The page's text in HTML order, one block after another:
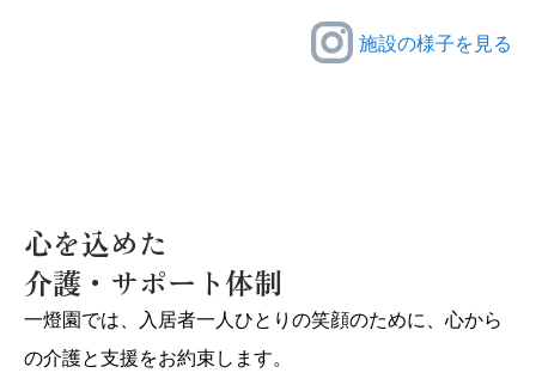
施設の様子を見る
心を込めた
介護・サポート体制
一燈園では、入居者一人ひとりの笑顔のために、心から
の介護と支援をお約束します。